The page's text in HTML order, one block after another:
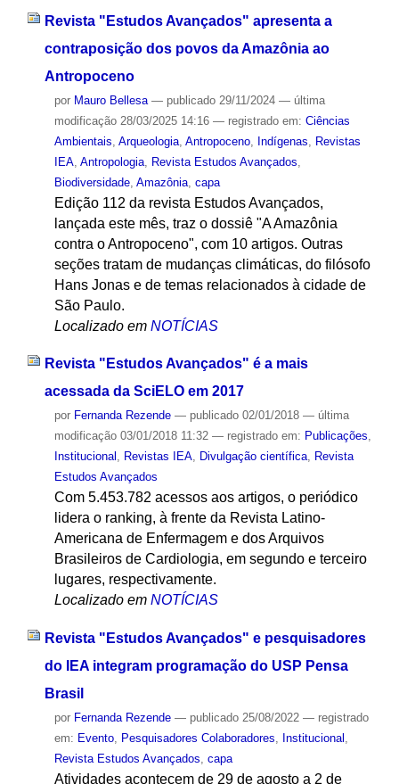
Revista "Estudos Avançados" apresenta a
contraposição dos povos da Amazônia ao
Antropoceno
por Mauro Bellesa — publicado29/11/2024 — última
modificação28/03/2025 14:16 — registrado em: Ciências
Ambientais Arqueologia, Antropoceno, Indígenas
Revistas
IEA, Antropologia, Revista Estudos Avançados
Biodiversidade, Amazônia, capa
Edição 112 da revista Estudos Avançados,
lançada este mês, traz o dossiê "A Amazônia
contra o Antropoceno", com 10 artigos. Outras
seções tratam de mudanças climáticas, do filósofo
Hans Jonas e de temas relacionados à cidade de
São Paulo.
Localizado em NOTÍCIAS
Revista "Estudos Avançados" é a mais
acessada da SciELO em 2017
por Fernanda Rezende — publicado02/01/2018 — última
modificação03/01/2018 11:32 — registrado em: Publicações,
Institucional , Revistas IEA, Divulgação científica, Revista
Estudos Avançados
Com 5.453.782 acessos aos artigos, o periódico
lidera o ranking, à frente da Revista Latino-
Americana de Enfermagem e dos Arquivos
Brasileiros de Cardiologia, em segundo e terceiro
lugares, respectivamente.
Localizado em NOTÍCIAS
Revista "Estudos Avançados" e pesquisadores
do IEA integram programação do USP Pensa
Brasil
por Fernanda Rezende — publicado25/08/2022 — registrado
em: Evento, Pesquisadores Colaboradores, Institucional ,
Revista Estudos Avançados, capa
Atividades acontecem de 29 de agosto a 2 de